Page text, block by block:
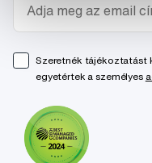
Szeretnék tájékoztatást
egyetértek a személyes